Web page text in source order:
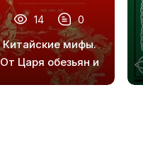
14 0
Китайские мифы.
От Царя обезьян и
Нефритового